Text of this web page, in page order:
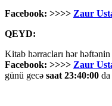
Facebook: >>>> Zaur
QEYD:
Kitab hərracları hər həftənin
Facebook: >>>> Zaur
günü gecə saat 23:40:00